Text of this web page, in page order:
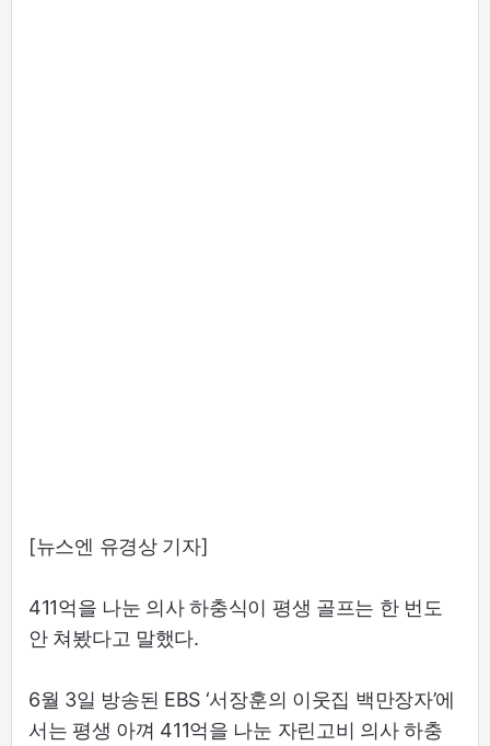
[뉴스엔 유경상 기자]
411억을 나눈 의사 하충식이 평생 골프는 한 번도
안 쳐봤다고 말했다.
6월 3일 방송된 EBS ‘서장훈의 이웃집 백만장자’에
서는 평생 아껴 411억을 나눈 자린고비 의사 하충